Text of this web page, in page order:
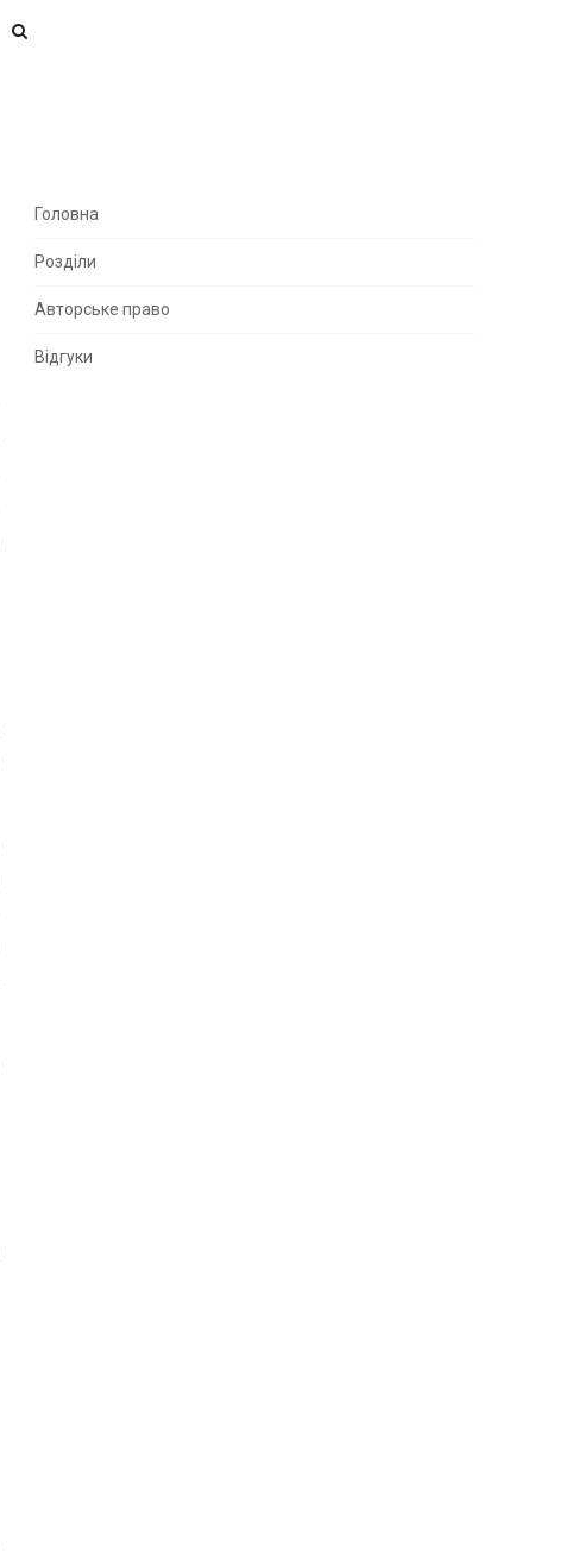
S
e
S
Головна
Розділи
Авторське право
Відгуки